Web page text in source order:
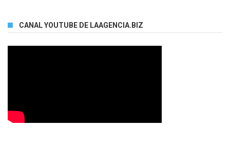
CANAL YOUTUBE DE LAAGENCIA.BIZ